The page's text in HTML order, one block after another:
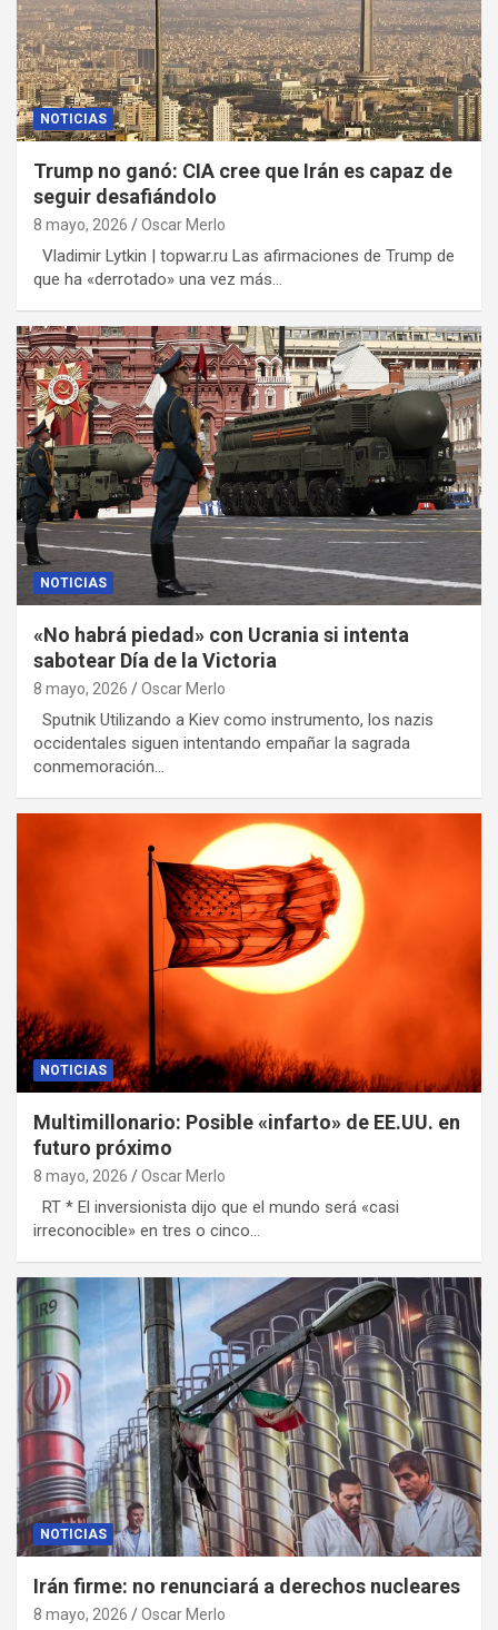
NOTICIAS
Trump no ganó: CIA cree que Irán es capaz de
seguir desafiándolo
8 mayo, 2026 Oscar Merlo
Vladimir Lytkin | topwar.ru Las afirmaciones de Trump de
que ha «derrotado» una vez más…
NOTICIAS
«No habrá piedad» con Ucrania si intenta
sabotear Día de la Victoria
8 mayo, 2026 Oscar Merlo
Sputnik Utilizando a Kiev como instrumento, los nazis
occidentales siguen intentando empañar la sagrada
conmemoración…
NOTICIAS
Multimillonario: Posible «infarto» de EE.UU. en
futuro próximo
8 mayo, 2026 Oscar Merlo
RT * El inversionista dijo que el mundo será «casi
irreconocible» en tres o cinco…
NOTICIAS
Irán firme: no renunciará a derechos nucleares
8 mayo, 2026 Oscar Merlo